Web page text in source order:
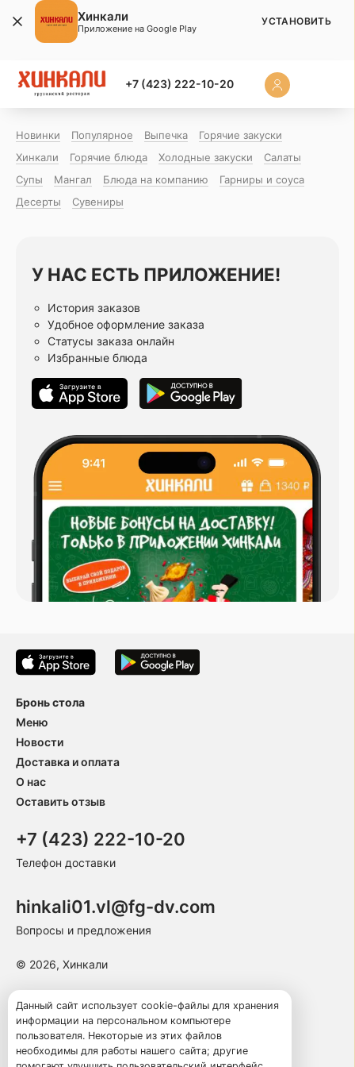
+7 (423) 222-10-20
Новинки Популярное Выпечка
Горячие закуски
Хинкали
Горячие блюда Холодные закуски
Салаты
Супы
Мангал Блюда на компанию
Гарниры и соуса
Десерты
Сувениры
У НАС ЕСТЬ ПРИЛОЖЕНИЕ!
История заказов
Удобное оформление заказа
Статусы заказа онлайн
Избранные блюда
Бронь стола
Меню
Новости
Доставка и оплата
О нас
Оставить отзыв
+7 (423) 222-10-20
Телефон доставки
hinkali01.vl@fg-dv.com
Вопросы и предложения
© 2026, Хинкали
Пользовательское соглашение
Политика конфиденциальности
Публичная оферта
Данный сайт использует cookie-файлы для хранения
информации на персональном компьютере
пользователя. Некоторые из этих файлов
необходимы для работы нашего сайта; другие
Хинкали
Приложение на Google Play
УСТАНОВИТЬ